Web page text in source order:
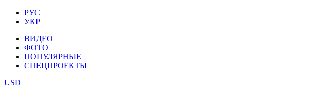
РУС
УКР
ВИДЕО
ФОТО
ПОПУЛЯРНЫЕ
СПЕЦПРОЕКТЫ
USD